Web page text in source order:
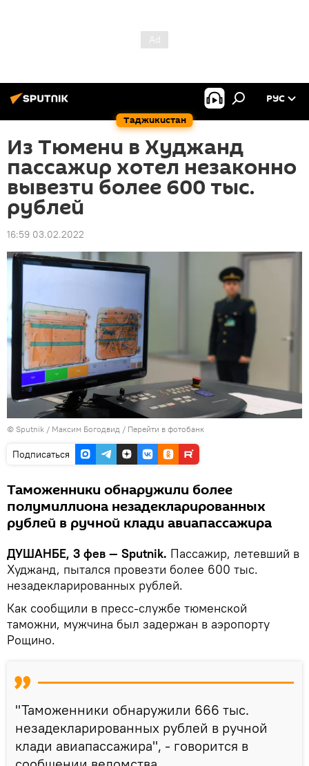
Таджикистан
РУС
Из Тюмени в Худжанд
пассажир хотел незаконно
вывезти более 600 тыс.
рублей
16:59 03.02.2022
© Sputnik / Максим Богодвид / Перейти в фотобанк
Подписаться
Таможенники обнаружили более
полумиллиона незадекларированных
рублей в ручной клади авиапассажира
ДУШАНБЕ, 3 фев — Sputnik. Пассажир, летевший в
Худжанд, пытался провезти более 600 тыс.
незадекларированных рублей.
Как сообщили в пресс-службе тюменской
таможни, мужчина был задержан в аэропорту
Рощино.
"Таможенники обнаружили 666 тыс.
незадекларированных рублей в ручной
клади авиапассажира", - говорится в